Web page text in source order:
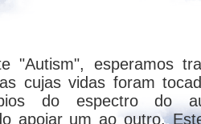
sob a
cristãos
contradiz a
"Autism", esperamos
cujas vidas foram
do espectro do
apoiar um ao outro.